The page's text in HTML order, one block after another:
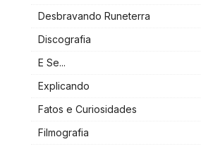
Desbravando Runeterra
Discografia
E Se...
Explicando
Fatos e Curiosidades
Filmografia